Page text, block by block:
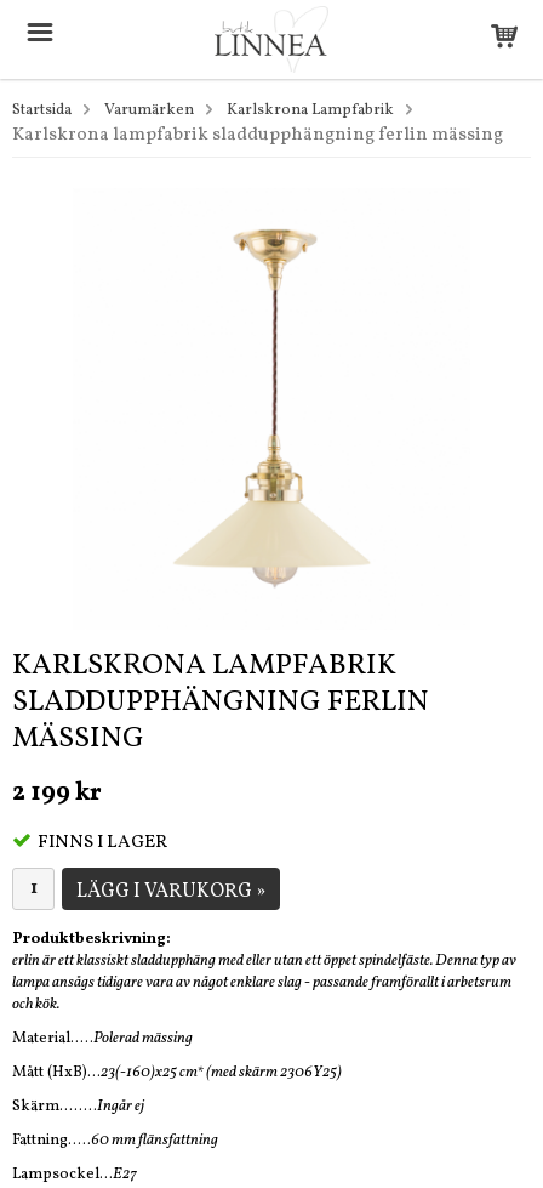
Startsida Varumärken Karlskrona Lampfabrik
Karlskrona lampfabrik sladdupphängning ferlin mässing
KARLSKRONA LAMPFABRIK
SLADDUPPHÄNGNING FERLIN
MÄSSING
2 199 kr
FINNS I LAGER
LÄGG I VARUKORG »
Produktbeskrivning:
erlin är ett klassiskt sladdupphäng med eller utan ett öppet spindelfäste. Denna typ av
lampa ansågs tidigare vara av något enklare slag - passande framförallt i arbetsrum
och kök.
Material.....Polerad mässing
Mått (HxB)...23(-160)x25 cm* (med skärm 2306Y25)
Skärm........Ingår ej
Fattning.....60 mm flänsfattning
Lampsockel...E27